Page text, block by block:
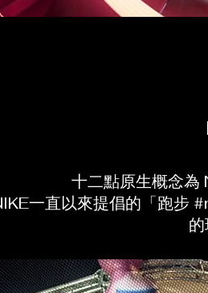
十二點原生概念為
一直以來提倡的「跑步